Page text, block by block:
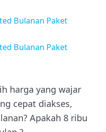
Bulanan Paket
Bulanan Paket
harga yang wajar
cepat diakses,
Apakah 8 ribu